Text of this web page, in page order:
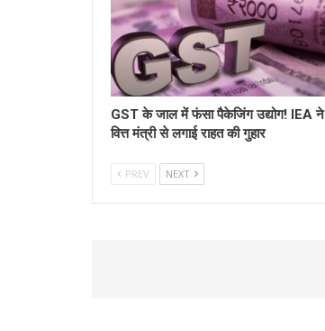
GST के जाल में फंसा पैकेजिंग उद्योग! IEA ने
वित्त मंत्री से लगाई राहत की गुहार
PREV NEXT